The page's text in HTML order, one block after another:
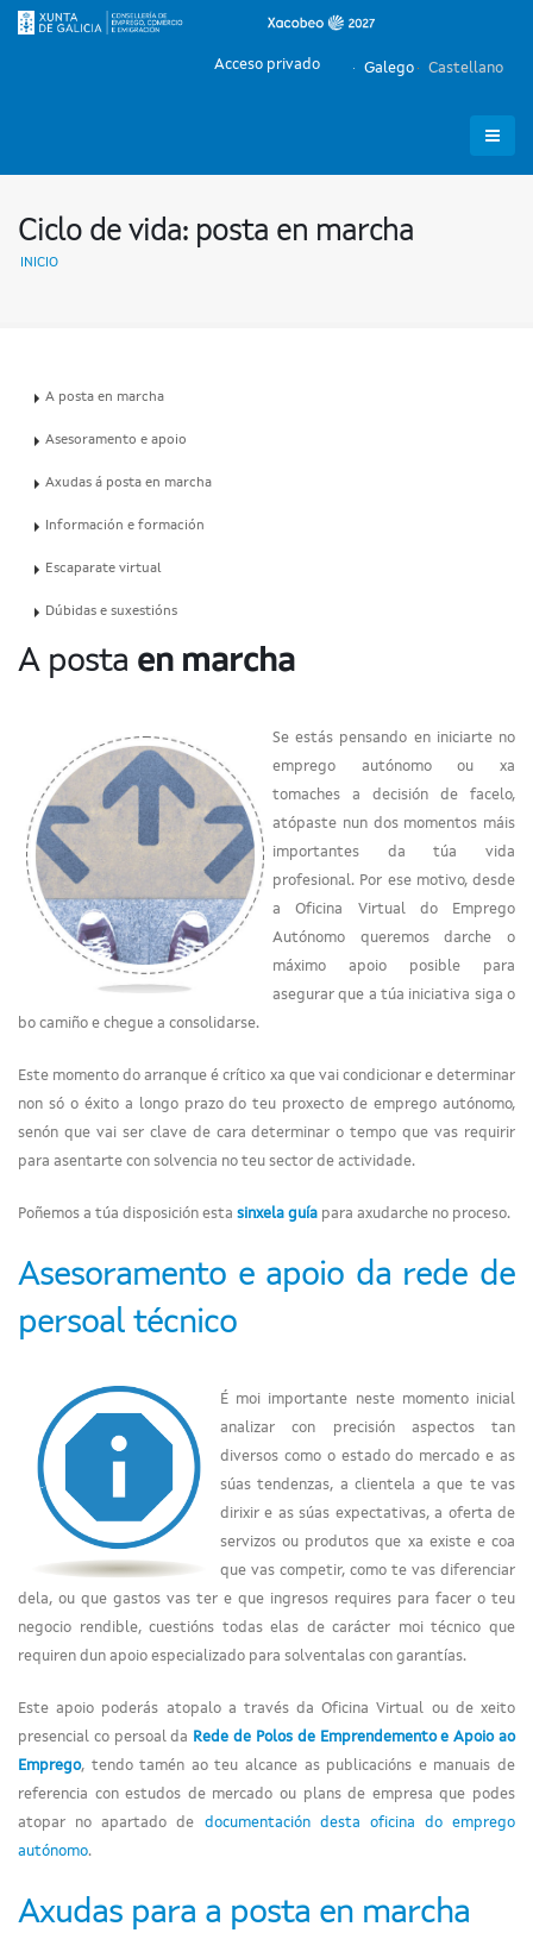
Galego Castellano
Acceso privado
Ciclo de vida: posta en marcha
INICIO
A posta en marcha
Asesoramento e apoio
Axudas á posta en marcha
Información e formación
Escaparate virtual
Dúbidas e suxestións
A posta en marcha
Se estás pensando en iniciarte no
emprego autónomo ou xa
tomaches a decisión de facelo,
atópaste nun dos momentos máis
importantes da túa vida
profesional. Por ese motivo, desde
a Oficina Virtual do Emprego
Autónomo queremos darche o
máximo apoio posible para
asegurar que a túa iniciativa siga o
bo camiño e chegue a consolidarse.
Este momento do arranque é crítico xa que vai condicionar e determinar
non só o éxito a longo prazo do teu proxecto de emprego autónomo,
senón que vai ser clave de cara determinar o tempo que vas requirir
para asentarte con solvencia no teu sector de actividade.
Poñemos a túa disposición esta sinxela guía para axudarche no proceso.
Asesoramento e apoio da rede de
persoal técnico
É moi importante neste momento inicial
analizar con precisión aspectos tan
diversos como o estado do mercado e as
súas tendenzas, a clientela a que te vas
dirixir e as súas expectativas, a oferta de
servizos ou produtos que xa existe e coa
que vas competir, como te vas diferenciar
dela, ou que gastos vas ter e que ingresos requires para facer o teu
negocio rendible, cuestións todas elas de carácter moi técnico que
requiren dun apoio especializado para solventalas con garantías.
Este apoio poderás atopalo a través da Oficina Virtual ou de xeito
presencial co persoal da Rede de Polos de Emprendemento e Apoio ao
Emprego, tendo tamén ao teu alcance as publicacións e manuais de
referencia con estudos de mercado ou plans de empresa que podes
atopar no apartado de documentación desta oficina do emprego
autónomo.
Axudas para a posta en marcha